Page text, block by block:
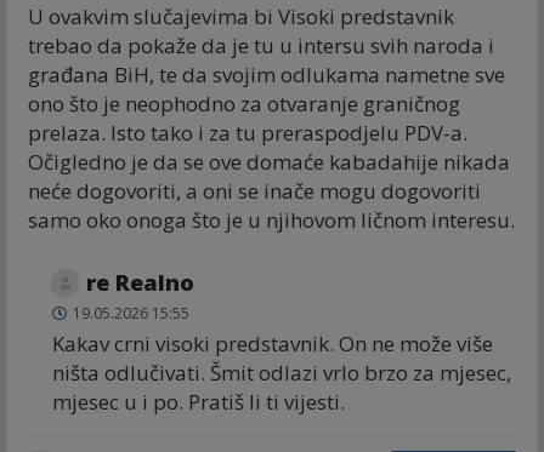
U ovakvim slučajevima bi Visoki predstavnik
trebao da pokaže da je tu u intersu svih naroda i
građana BiH, te da svojim odlukama nametne sve
ono što je neophodno za otvaranje graničnog
prelaza. Isto tako i za tu preraspodjelu PDV-a.
Očigledno je da se ove domaće kabadahije nikada
neće dogovoriti, a oni se inače mogu dogovoriti
samo oko onoga što je u njihovom ličnom interesu.
re Realno
19.05.2026 15:55
Kakav crni visoki predstavnik. On ne može više
ništa odlučivati. Šmit odlazi vrlo brzo za mjesec,
mjesec u i po. Pratiš li ti vijesti.